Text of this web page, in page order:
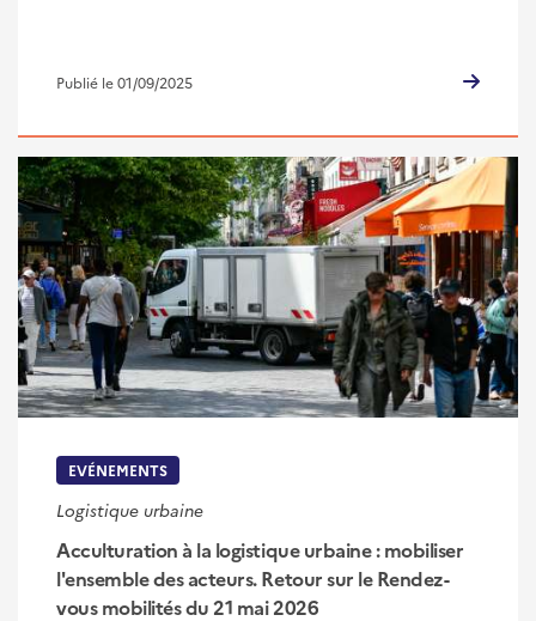
Publié le 01/09/2025
EVÉNEMENTS
Logistique urbaine
Acculturation à la logistique urbaine : mobiliser
l'ensemble des acteurs. Retour sur le Rendez-
vous mobilités du 21 mai 2026